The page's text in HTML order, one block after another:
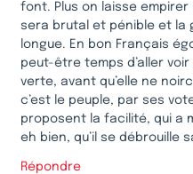
font. Plus on laisse empirer
sera brutal et pénible et la
longue. En bon Français
peut-être temps d’aller voir
verte, avant qu’elle ne
c’est le peuple, par ses
proposent la facilité, qui a
eh bien, qu’il se débrouille
Répondre